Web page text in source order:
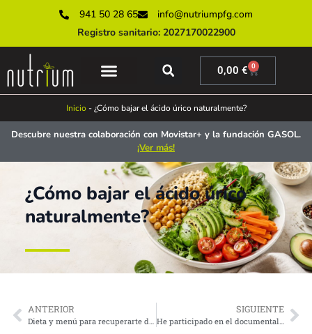
941 50 28 65
info@nutriumpfg.com
Registro sanitario: 2027170022900
0,00 € 0
Inicio-¿Cómo bajar el ácido úrico naturalmente?
Descubre nuestra colaboración con Movistar+ y la fundación GASOL.
¡Ver más!
¿Cómo bajar el ácido úrico
naturalmente?
ANTERIOR
Dieta y menú para recuperarte de una gastroenteritis
SIGUIENTE
He participado en el documental “Obesidad infantil: la pandemia olvidada”, y esto es lo que quiero contaros